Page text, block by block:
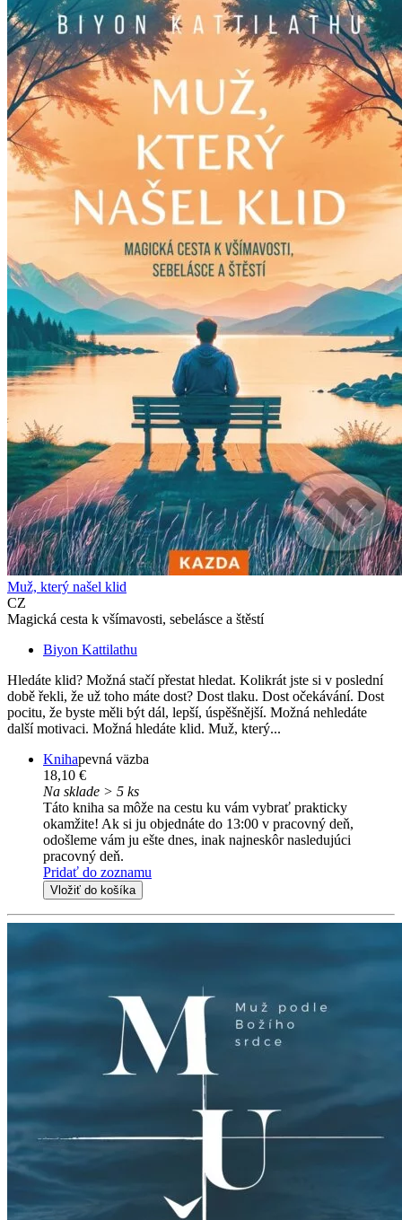
Muž, který našel klid
CZ
Magická cesta k všímavosti, sebelásce a štěstí
Biyon Kattilathu
Hledáte klid? Možná stačí přestat hledat. Kolikrát jste si v poslední
době řekli, že už toho máte dost? Dost tlaku. Dost očekávání. Dost
pocitu, že byste měli být dál, lepší, úspěšnější. Možná nehledáte
další motivaci. Možná hledáte klid. Muž, který...
Knihapevná väzba
18,10 €
Na sklade > 5 ks
Táto kniha sa môže na cestu ku vám vybrať prakticky
okamžite! Ak si ju objednáte do 13:00 v pracovný deň,
odošleme vám ju ešte dnes, inak najneskôr nasledujúci
pracovný deň.
Pridať do zoznamu
Vložiť do košíka